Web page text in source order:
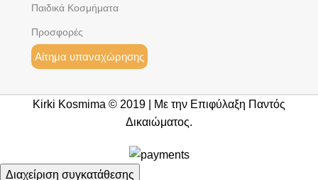
Παιδικά Κοσμήματα
Προσφορές
Αίτημα υπαναχώρησης
Kirki Kosmima © 2019 | Με την Επιφύλαξη Παντός
Δικαιώματος.
Διαχείριση συγκατάθεσης